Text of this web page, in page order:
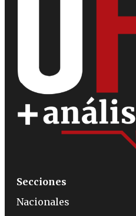
Secciones
Nacionales